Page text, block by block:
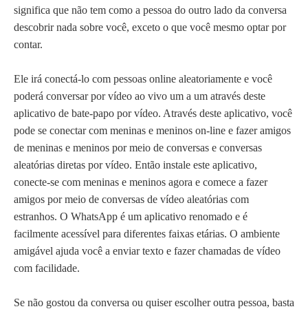
significa que não tem como a pessoa do outro lado da conversa
descobrir nada sobre você, exceto o que você mesmo optar por
contar.
Ele irá conectá-lo com pessoas online aleatoriamente e você
poderá conversar por vídeo ao vivo um a um através deste
aplicativo de bate-papo por vídeo. Através deste aplicativo, você
pode se conectar com meninas e meninos on-line e fazer amigos
de meninas e meninos por meio de conversas e conversas
aleatórias diretas por vídeo. Então instale este aplicativo,
conecte-se com meninas e meninos agora e comece a fazer
amigos por meio de conversas de vídeo aleatórias com
estranhos. O WhatsApp é um aplicativo renomado e é
facilmente acessível para diferentes faixas etárias. O ambiente
amigável ajuda você a enviar texto e fazer chamadas de vídeo
com facilidade.
Se não gostou da conversa ou quiser escolher outra pessoa, basta